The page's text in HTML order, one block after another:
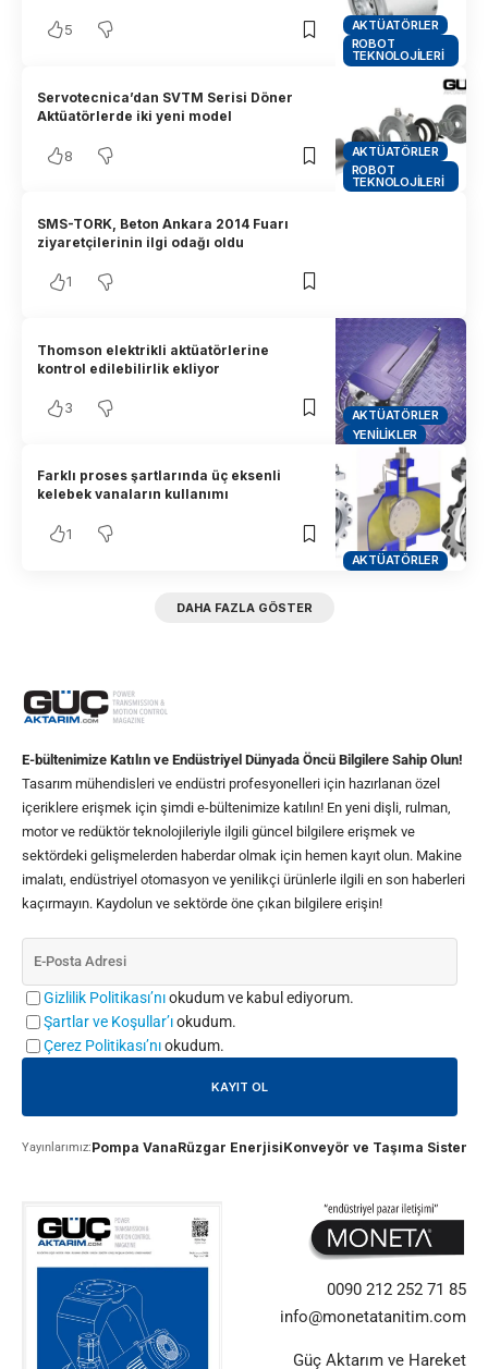
AKTÜATÖRLER
ROBOT
TEKNOLOJILERI
5
AKTÜATÖRLER
ROBOT
TEKNOLOJILERI
Servotecnica’dan SVTM Serisi Döner
Aktüatörlerde iki yeni model
8
SMS-TORK, Beton Ankara 2014 Fuarı
ziyaretçilerinin ilgi odağı oldu
1
AKTÜATÖRLER
YENILIKLER
Thomson elektrikli aktüatörlerine
kontrol edilebilirlik ekliyor
3
AKTÜATÖRLER
Farklı proses şartlarında üç eksenli
kelebek vanaların kullanımı
1
DAHA FAZLA GÖSTER
E-bültenimize Katılın ve Endüstriyel Dünyada Öncü Bilgilere Sahip Olun!
Tasarım mühendisleri ve endüstri profesyonelleri için hazırlanan özel
içeriklere erişmek için şimdi e-bültenimize katılın! En yeni dişli, rulman,
motor ve redüktör teknolojileriyle ilgili güncel bilgilere erişmek ve
sektördeki gelişmelerden haberdar olmak için hemen kayıt olun. Makine
imalatı, endüstriyel otomasyon ve yenilikçi ürünlerle ilgili en son haberleri
kaçırmayın. Kaydolun ve sektörde öne çıkan bilgilere erişin!
Gizlilik Politikası’nıokudum ve kabul ediyorum.
Şartlar ve Koşullar’ıokudum.
Çerez Politikası’nıokudum.
Yayınlarımız:Pompa VanaRüzgar EnerjisiKonveyör ve Taşıma
0090 212 252 71 85
info@monetatanitim.com
Güç Aktarım ve Hareket